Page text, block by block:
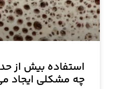
استفاده بیش از
چه مشکلی ایجاد